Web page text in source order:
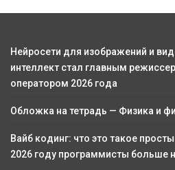
Нейросети для изображений и
интеллект стал главным
оператором 2026 года
Обложка на тетрадь — Физика и
Вайб кодинг: что это такое
2026 году программисты больше